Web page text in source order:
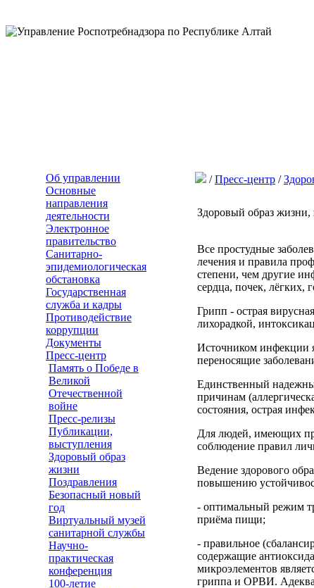
Об управлении
Основные
направления
деятельности
Электронное
правительство
Санитарно-
эпидемиологическая
обстановка
Государственная
служба и кадры
Противодействие
коррупции
Документы
Пресс-центр
Память о Победе в
Великой
Отечественной
войне
Пресс-релизы
Публикации,
выступления
Здоровый образ
жизни
Поздравления
Безопасный новый
год
Виртуальный музей
санитарной службы
Научно-
практическая
конференция
100-летие
/Пресс-центр /
Здоровый образ
Все простудные
лечения и правила
степени, чем другие
сердца, почек, лёгких,
Грипп - острая
лихорадкой,
Источником инфекции
переносящие
Единственный
причинам
состояния, острая
Для людей, имеющих
соблюдение правил
Ведение здорового
повышению
- оптимальный режим
приёма пищи;
- правильное
содержащие
микроэлементов
гриппа и ОРВИ.